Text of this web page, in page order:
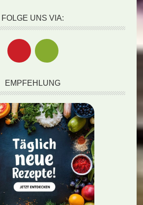
FOLGE UNS VIA:
EMPFEHLUNG